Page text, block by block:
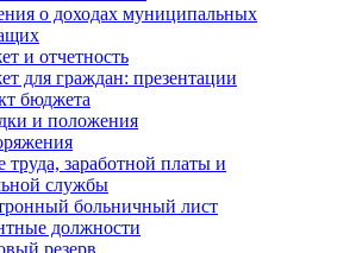
о доходах муниципальных
и отчетность
для граждан: презентации
бюджета
и положения
труда, заработной платы и
службы
больничный лист
должности
резерв